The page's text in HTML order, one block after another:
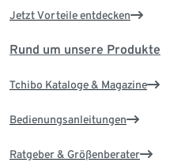
Jetzt Vorteile entdecken
Rund um unsere Produkte
Tchibo Kataloge & Magazine
Bedienungsanleitungen
Ratgeber & Größenberater